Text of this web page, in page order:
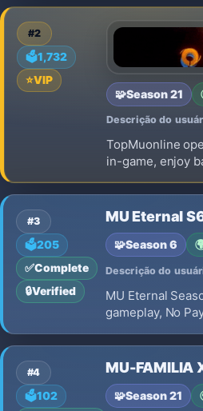
#2
🗳️1,732
⭐VIP
🧩Season 21
Descrição do
TopMuonline
in-game, enjoy
start!
#3
🗳️205
✅Complete
🔒Verified
MU Eternal
🧩Season 6
Descrição do
MU Eternal
gameplay, No
#4
🗳️102
MU-FAMILIA
🧩Season 21